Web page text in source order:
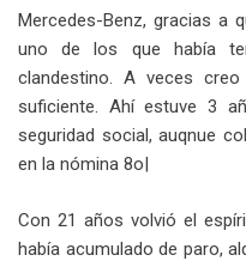
Mercedes-Benz, gracias a
uno de los que había
clandestino. A veces
suficiente. Ahí estuve 3
seguridad social, auqnue
en la nómina 8o|
Con 21 años volvió el
había acumulado de paro,